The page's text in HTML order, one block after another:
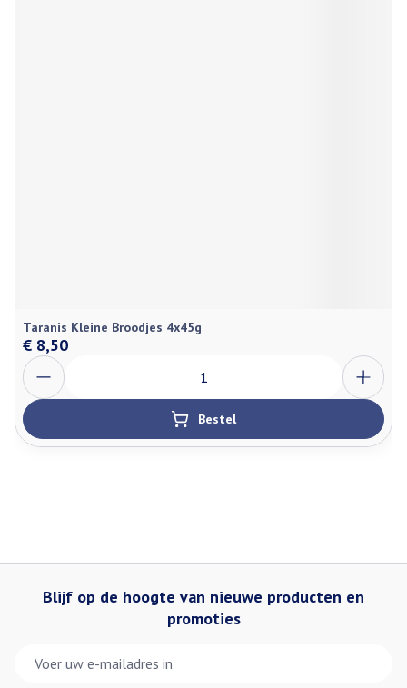
Taranis Kleine Broodjes 4x45g
€ 8,50
Aantal
Bestel
Blijf op de hoogte van nieuwe producten en
promoties